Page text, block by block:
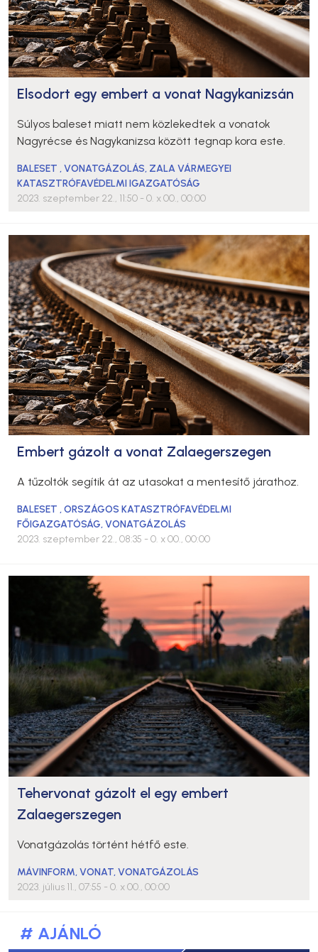
Elsodort egy embert a vonat Nagykanizsán
Súlyos baleset miatt nem közlekedtek a vonatok
Nagyrécse és Nagykanizsa között tegnap kora este.
BALESET ,VONATGÁZOLÁS, ZALA VÁRMEGYEI
KATASZTRÓFAVÉDELMI IGAZGATÓSÁG
2023. szeptember 22., 11:50 - 0. x 00., 00:00
Embert gázolt a vonat Zalaegerszegen
A tűzoltók segítik át az utasokat a mentesítő járathoz.
BALESET ,ORSZÁGOS KATASZTRÓFAVÉDELMI
FŐIGAZGATÓSÁG,VONATGÁZOLÁS
2023. szeptember 22., 08:35 - 0. x 00., 00:00
Tehervonat gázolt el egy embert
Zalaegerszegen
Vonatgázolás történt hétfő este.
MÁVINFORM,VONAT,VONATGÁZOLÁS
2023. július 11., 07:55 - 0. x 00., 00:00
# AJÁNLÓ